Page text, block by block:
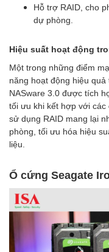
Hỗ trợ RAID, cho
dự phòng.
Hiệu suất hoạt động
Một trong những điểm
năng hoạt động hiệu
NASware 3.0 được tích
tối ưu khi kết hợp với các
sử dụng RAID mang lại
phòng, tối ưu hóa hiệu
liệu.
Ổ cứng Seagate